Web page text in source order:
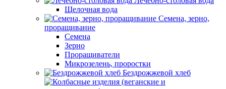
Щелочная вода
Семена, зерно,
проращивание
Семена
Зерно
Проращиватели
Микрозелень, проростки
Бездрожжевой хлеб